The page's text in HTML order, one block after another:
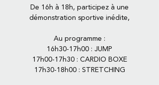
De 16h à 18h, participez à une
démonstration sportive inédite,
Au programme :
16h30-17h00 : JUMP
17h00-17h30 : CARDIO BOXE
17h30-18h00 : STRETCHING